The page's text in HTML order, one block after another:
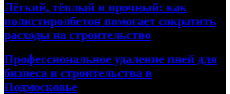
Лёгкий, тёплый и прочный: как
полистиролбетон помогает сократить
расходы на строительство
Профессиональное удаление пней для
бизнеса и строительства в
Подмосковье